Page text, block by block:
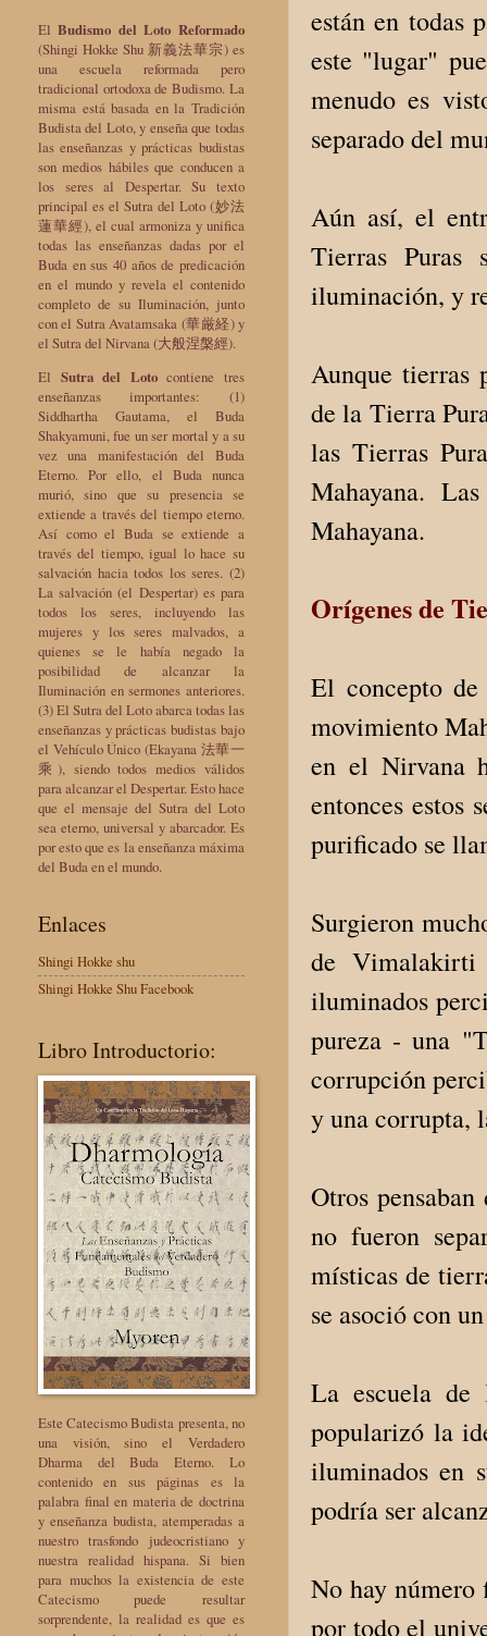
están en todas
este "lugar"
menudo es
separado del
Aún así, el
Tierras Puras
iluminación, y
Aunque tierras
de la Tierra
las Tierras
Mahayana.
Mahayana.
Orígenes de
El concepto
movimiento
en el Nirvana
entonces estos
purificado se
Surgieron
de
iluminados
pureza - una
corrupción
y una corrupta,
Otros
no fueron
místicas de
se asoció con
La escuela
popularizó la
iluminados en
podría ser
No hay número
por todo el
ElBudismo del Loto Reformado
(Shingi Hokke Shu 新義法華宗) es
una escuela reformada pero
tradicional ortodoxa de Budismo. La
misma está basada en la Tradición
Budista del Loto, y enseña que todas
las enseñanzas y prácticas budistas
son medios hábiles que conducen a
los seres al Despertar. Su texto
principal es el Sutra del Loto (妙法
蓮華經), el cual armoniza y unifica
todas las enseñanzas dadas por el
Buda en sus 40 años de predicación
en el mundo y revela el contenido
completo de su Iluminación, junto
con el Sutra Avatamsaka (華厳経) y
el Sutra del Nirvana (大般涅槃經).
El Sutra del Lotocontiene tres
enseñanzas importantes: (1)
Siddhartha Gautama, el Buda
Shakyamuni, fue un ser mortal y a su
vez una manifestación del Buda
Eterno. Por ello, el Buda nunca
murió, sino que su presencia se
extiende a través del tiempo eterno.
Así como el Buda se extiende a
través del tiempo, igual lo hace su
salvación hacia todos los seres. (2)
La salvación (el Despertar) es para
todos los seres, incluyendo las
mujeres y los seres malvados, a
quienes se le había negado la
posibilidad de alcanzar la
Iluminación en sermones anteriores.
(3) El Sutra del Loto abarca todas las
enseñanzas y prácticas budistas bajo
el Vehículo Único (Ekayana 法華一
乘), siendo todos medios válidos
para alcanzar el Despertar. Esto hace
que el mensaje del Sutra del Loto
sea eterno, universal y abarcador. Es
por esto que es la enseñanza máxima
del Buda en el mundo.
Enlaces
Shingi Hokke shu
Shingi Hokke Shu Facebook
Libro Introductorio:
Este Catecismo Budista presenta, no
una visión, sino el Verdadero
Dharma del Buda Eterno. Lo
contenido en sus páginas es la
palabra final en materia de doctrina
y enseñanza budista, atemperadas a
nuestro trasfondo judeocristiano y
nuestra realidad hispana. Si bien
para muchos la existencia de este
Catecismo puede resultar
sorprendente, la realidad es que es